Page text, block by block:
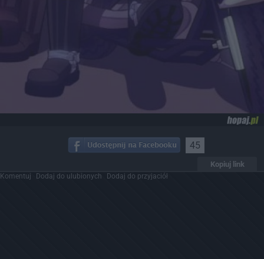
45
Kopiuj link
Komentuj Dodaj do ulubionych Dodaj do przyjaciół